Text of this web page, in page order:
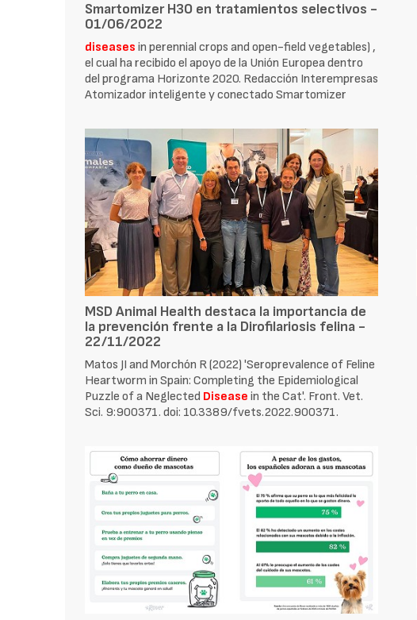
Smartomizer H3O en tratamientos selectivos -
01/06/2022
diseases in perennial crops and open-field vegetables) ,
el cual ha recibido el apoyo de la Unión Europea dentro
del programa Horizonte 2020. Redacción Interempresas
Atomizador inteligente y conectado Smartomizer
MSD Animal Health destaca la importancia de
la prevención frente a la Dirofilariosis felina -
22/11/2022
Matos JI and Morchón R (2022) 'Seroprevalence of Feline
Heartworm in Spain: Completing the Epidemiological
Puzzle of a Neglected Disease in the Cat'. Front. Vet.
Sci. 9:900371. doi: 10.3389/fvets.2022.900371.